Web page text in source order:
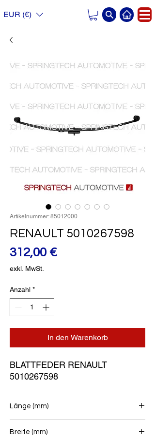
EUR (€)
Artikelnummer: 85012000
RENAULT 5010267598
312,00 €Preis
exkl. MwSt.
Anzahl *
In den Warenkorb
BLATTFEDER RENAULT
5010267598
Länge (mm)
Breite (mm)